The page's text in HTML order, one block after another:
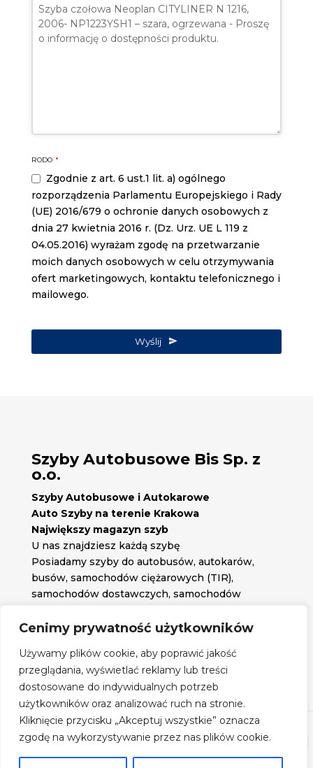
Cenimy prywatność użytkowników
Używamy plików cookie, aby poprawić jakość
przeglądania, wyświetlać reklamy lub treści
dostosowane do indywidualnych potrzeb
użytkowników oraz analizować ruch na stronie.
Kliknięcie przycisku „Akceptuj wszystkie” oznacza
zgodę na wykorzystywanie przez nas plików cookie.
RODO *
Zgodnie z art. 6 ust.1 lit. a) ogólnego
rozporządzenia Parlamentu Europejskiego i Rady
(UE) 2016/679 o ochronie danych osobowych z
dnia 27 kwietnia 2016 r. (Dz. Urz. UE L 119 z
04.05.2016) wyrażam zgodę na przetwarzanie
moich danych osobowych w celu otrzymywania
ofert marketingowych, kontaktu telefonicznego i
mailowego.
Wyślij
Szyby Autobusowe Bis Sp. z
o.o.
Szyby Autobusowe i Autokarowe
Auto Szyby na terenie Krakowa
Największy magazyn szyb
U nas znajdziesz każdą szybę
Posiadamy szyby do autobusów, autokarów,
busów, samochodów ciężarowych (TIR),
samochodów dostawczych, samochodów
potrzebujesz.
Znajdź nas na: 
Obserwuj nas na:
Regulamin zakupów
Szyby Autobusowe- 2026| Realizacja: www.woh.group
Rozwiązania technologiczne:iSerwer.pl